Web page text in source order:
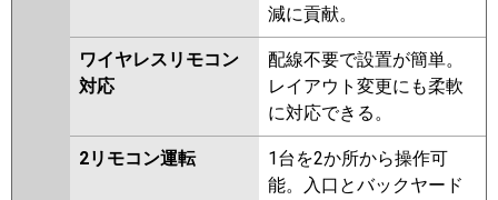
減に貢献。
ワイヤレスリモコン
対応
配線不要で設置が簡単。
レイアウト変更にも柔軟
に対応できる。
2リモコン運転
1台を2か所から操作可
能。入口とバックヤード